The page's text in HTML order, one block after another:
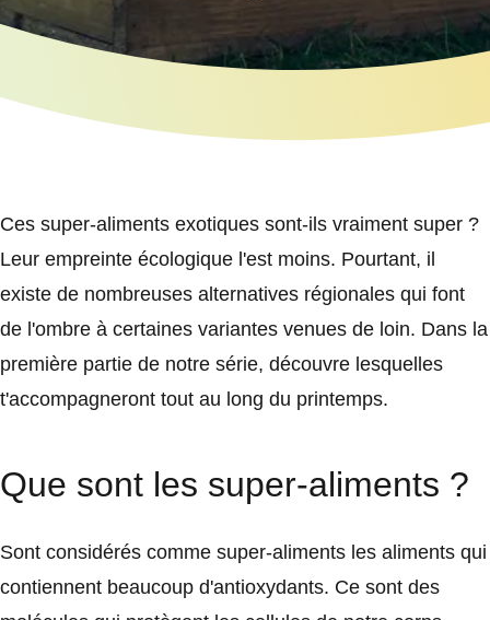
Ces super-aliments exotiques sont-ils vraiment super ?
Leur empreinte écologique l'est moins. Pourtant, il
existe de nombreuses alternatives régionales qui font
de l'ombre à certaines variantes venues de loin. Dans la
première partie de notre série, découvre lesquelles
t'accompagneront tout au long du printemps.
Que sont les super-aliments ?
Sont considérés comme super-aliments les aliments qui
contiennent beaucoup d'antioxydants. Ce sont des